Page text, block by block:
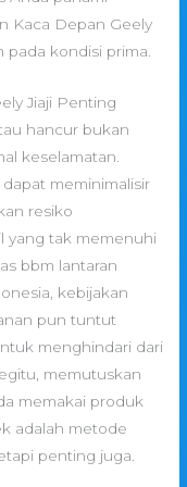
Kaca Depan Geely
pada kondisi prima.
Jiaji Penting
hancur bukan
keselamatan.
meminimalisir
resiko
yang tak memenuhi
bbm lantaran
kebijakan
pun tuntut
menghindari dari
memutuskan
memakai produk
adalah metode
penting juga.